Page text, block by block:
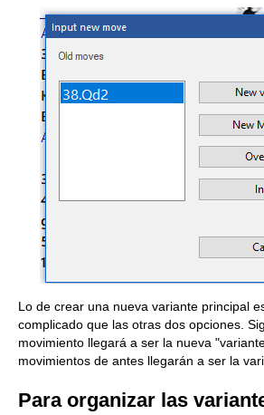
Lo de crear una nueva variante principal
complicado que las otras dos opciones.
movimiento llegará a ser la nueva
movimientos de antes llegarán a ser la
Para organizar las